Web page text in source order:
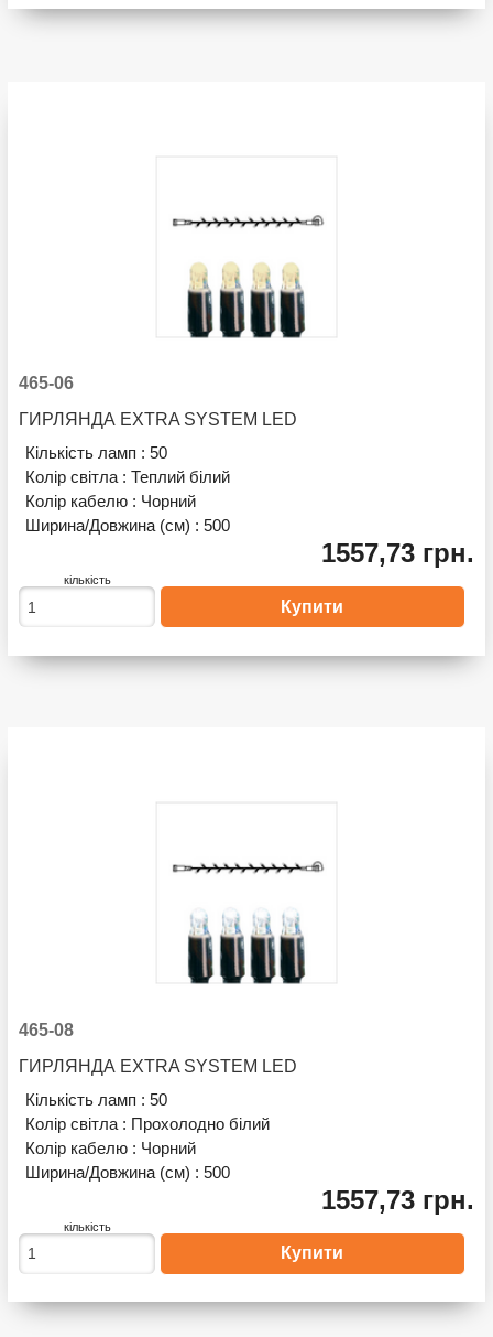
465-06
ГИРЛЯНДА EXTRA SYSTEM LED
Кількість ламп :50
Колір світла :Теплий білий
Колір кабелю : Чорний
Ширина/Довжина (см) :500
1557,73 грн.
кількість
465-08
ГИРЛЯНДА EXTRA SYSTEM LED
Кількість ламп :50
Колір світла : Прохолодно білий
Колір кабелю : Чорний
Ширина/Довжина (см) :500
1557,73 грн.
кількість